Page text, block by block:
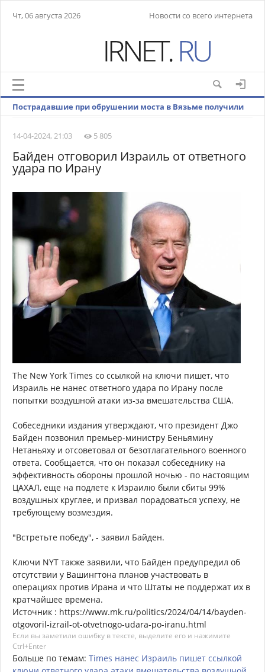
Чт, 06 августа 2026 Новости со всего интернета
Пострадавшие при обрушении моста в Вязьме получили
14-04-2024, 21:03
5 805
Байден отговорил Израиль от ответного
удара по Ирану
The New York Times со ссылкой на ключи пишет, что
Израиль не нанес ответного удара по Ирану после
попытки воздушной атаки из-за вмешательства США.
Собеседники издания утверждают, что президент Джо
Байден позвонил премьер-министру Беньямину
Нетаньяху и отсоветовал от безотлагательного военного
ответа. Сообщается, что он показал собеседнику на
эффективность обороны прошлой ночью - по настоящим
ЦАХАЛ, еще на подлете к Израилю были сбиты 99%
воздушных круглее, и призвал порадоваться успеху, не
требующему возмездия.
"Встретьте победу", - заявил Байден.
Ключи NYT также заявили, что Байден предупредил об
отсутствии у Вашингтона планов участвовать в
операциях против Ирана и что Штаты не поддержат их в
кратчайшее времена.
Источник : https://www.mk.ru/politics/2024/04/14/bayden-
otgovoril-izrail-ot-otvetnogo-udara-po-iranu.html
Если вы заметили ошибку в тексте, выделите его и нажимите
Ctrl+Enter
Больше по темам: Times нанес Израиль пишет ссылкой